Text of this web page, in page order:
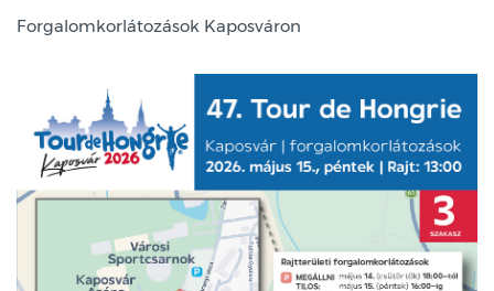
Forgalomkorlátozások Kaposváron